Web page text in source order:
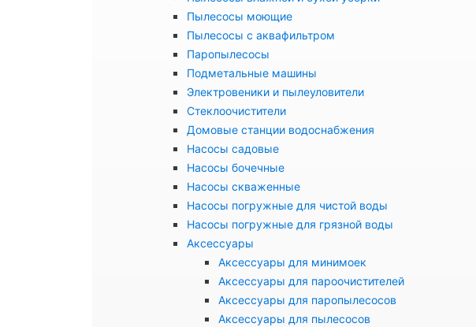
Пылесосы моющие
Пылесосы с аквафильтром
Паропылесосы
Подметальные машины
Электровеники и пылеуловители
Стеклоочистители
Домовые станции водоснабжения
Насосы садовые
Насосы бочечные
Насосы скваженные
Насосы погружные для чистой воды
Насосы погружные для грязной воды
Аксессуары
Аксессуары для минимоек
Аксессуары для пароочистителей
Аксессуары для паропылесосов
Аксессуары для пылесосов